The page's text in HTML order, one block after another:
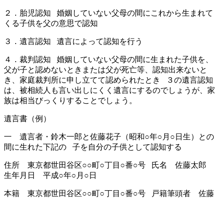
２．胎児認知 婚姻していない父母の間にこれから生まれて
くる子供を父の意思で認知
３．遺言認知 遺言によって認知を行う
４．裁判認知 婚姻していない父母の間に生まれた子供を、
父が子と認めないときまたは父が死亡等、認知出来ないと
き、家庭裁判所に申し立てて認められたとき ３の遺言認知
は、被相続人も言い出しにくく遺言にするのでしょうが、家
族は相当びっくりすることでしょう。
遺言書（例）
一 遺言者・鈴木一郎と佐藤花子（昭和○年○月○日生）との
間に生れた下記の 子を自分の子供として認知する
住所 東京都世田谷区○○町○丁目○番○号 氏名 佐藤太郎
生年月日 平成○年○月○日
本籍 東京都世田谷区○○町○丁目○番○号 戸籍筆頭者 佐藤